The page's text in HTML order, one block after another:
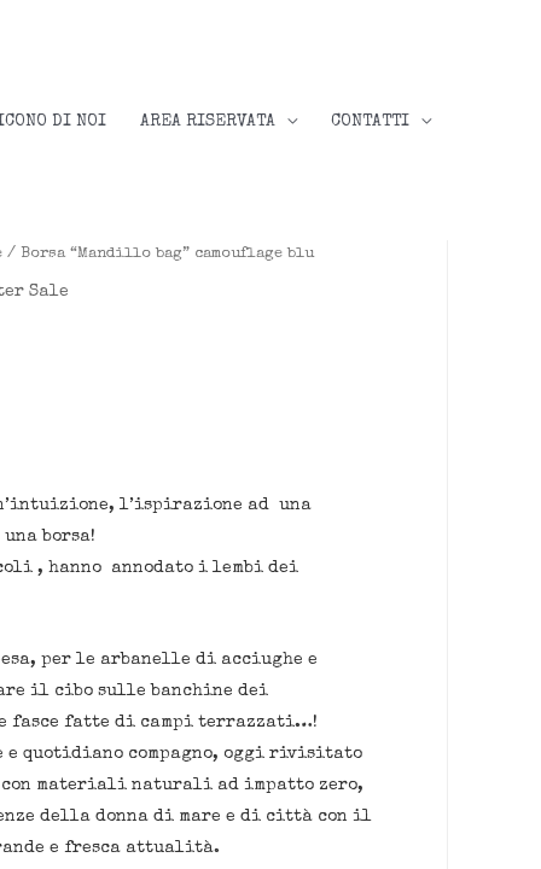
DI NOI AREA RISERVATA CONTATTI
/ Borsa “Mandillo bag” camouflage blu
Sale
l’ispirazione ad una
borsa!
, hanno annodato i lembi dei
per le arbanelle di acciughe e
il cibo sulle banchine dei
fasce fatte di campi terrazzati…!
e quotidiano compagno, oggi rivisitato
con materiali naturali ad impatto zero,
della donna di mare e di città con il
e fresca attualità.